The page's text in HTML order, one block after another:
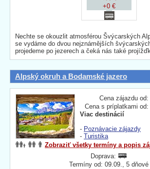
+0 €
Nechte se okouzlit atmosférou Švýcarských
se vydáme do dvou nejznámějších
projedeme po jezerech a čeká nás také
Alpský okruh a Bodamské jazero
Cena zájazdu od:
Cena s príplatkami od:
Viac destinácií
- Poznávacie zájazdy
- Turistika
Zobraziť všetky termíny a popis
Doprava:
Termíny od: 09.09., 5 dňové